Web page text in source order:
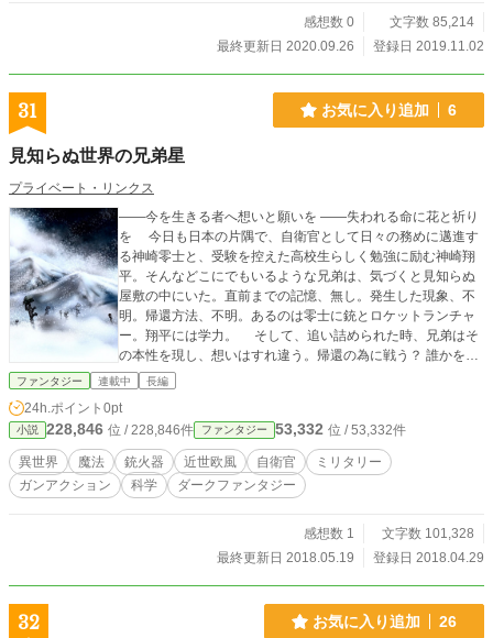
感想数 0
文字数 85,214
最終更新日 2020.09.26
登録日 2019.11.02
31 お気に入り追加 6
見知らぬ世界の兄弟星
プライベート・リンクス
——今を生きる者へ想いと願いを ——失われる命に花と祈り
を 今日も日本の片隅で、自衛官として日々の務めに邁進す
る神崎零士と、受験を控えた高校生らしく勉強に励む神崎翔
平。そんなどこにでもいるような兄弟は、気づくと見知らぬ
屋敷の中にいた。直前までの記憶、無し。発生した現象、不
明。帰還方法、不明。あるのは零士に銃とロケットランチャ
ー。翔平には学力。 そして、追い詰められた時、兄弟はそ
の本性を現し、想いはすれ違う。帰還の為に戦う？ 誰かを生
かす為に戦う？ 生きる為に戦う？その先に待つのは、救いか
が、報いだと言うのか……？ ※小説家になろうでも執筆中で
す
ファンタジー 連載中 長編
24h.ポイント 0pt
小説 228,846 位 / 228,846件 ファンタジー 53,332 位 / 53,332件
異世界 魔法 銃火器 近世欧風 自衛官
ミリタリー
ガンアクション
科学 ダークファンタジー
感想数 1
文字数 101,328
最終更新日 2018.05.19
登録日 2018.04.29
32 お気に入り追加 26